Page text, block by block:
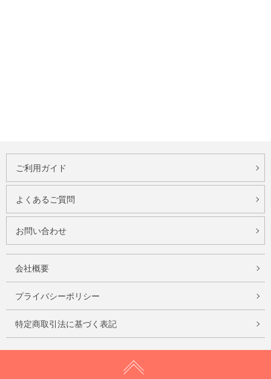
ご利用ガイド
よくあるご質問
お問い合わせ
会社概要
プライバシーポリシー
特定商取引法に基づく表記